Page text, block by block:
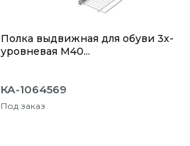
Полка выдвижная для обуви 3х-
уровневая М40...
КА-1064569
Под заказ